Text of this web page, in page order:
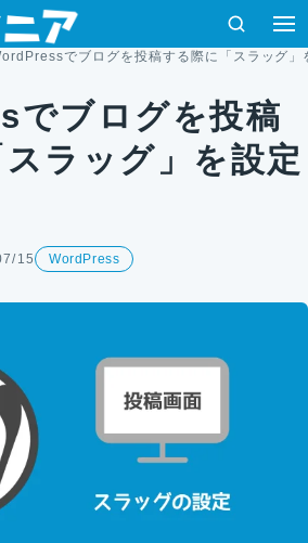
検索
でブログを投稿する際に「スラッグ」
でブログを投稿
ラッグ」を設定
15 WordPress